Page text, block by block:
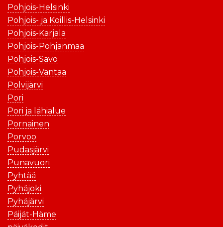
Pohjois-Helsinki
Pohjois- ja Koillis-Helsinki
Pohjois-Karjala
Pohjois-Pohjanmaa
Pohjois-Savo
Pohjois-Vantaa
Polvijärvi
Pori
Pori ja lähialue
Pornainen
Porvoo
Pudasjärvi
Punavuori
Pyhtää
Pyhäjoki
Pyhäjärvi
Päijät-Häme